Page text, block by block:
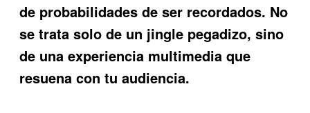
de probabilidades de ser recordados. No
se trata solo de un jingle pegadizo, sino
de una experiencia multimedia que
resuena con tu audiencia.